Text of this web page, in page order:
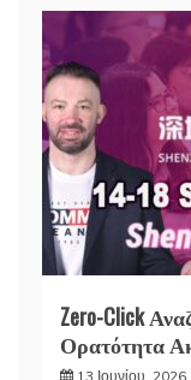
Zero-Click
Ορατότητα
13 Ιουνίου, 2026